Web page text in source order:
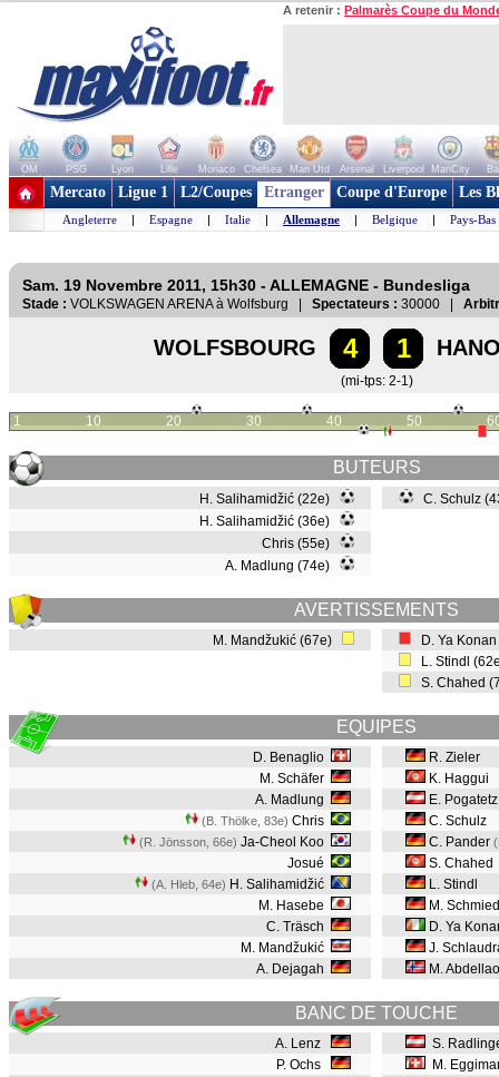
A retenir : Palmarès Coupe du
OM PSG Lyon Lille Monaco Chelsea Man Utd Arsenal Liverpool ManCity
+ de clubs
Mercato Ligue 1 L2/Coupes Etranger Coupe d'Europe Les
Angleterre | Espagne | Italie | Allemagne | Belgique | Pays-Bas
Sam. 19 Novembre 2011, 15h30 - ALLEMAGNE - Bundesliga
Stade : VOLKSWAGEN ARENA à Wolfsburg | Spectateurs : 30000 |
WOLFSBOURG 4 1
(mi-tps: 2-1)
1 10 20 30 40 50
BUTEURS
H. Salihamidžić (22e)
H. Salihamidžić (36e)
Chris (55e)
A. Madlung (74e)
C. Schulz
AVERTISSEMENTS
M. Mandžukić (67e)
D. Ya
L. Stindl
S. Chahed
EQUIPES
D. Benaglio
M. Schäfer
A. Madlung
(B. Thölke, 83e) Chris
(R. Jönsson, 66e) Ja-Cheol Koo
Josué
(A. Hleb, 64e) H. Salihamidžić
M. Hasebe
C. Träsch
M. Mandžukić
A. Dejagah
R. Zieler
K. Haggui
E. Pogatetz
C. Schulz
C. Pander
S. Chahed
L. Stindl
M.
D. Ya
J.
M.
BANC DE TOUCHE
A. Lenz
P. Ochs
S.
M.